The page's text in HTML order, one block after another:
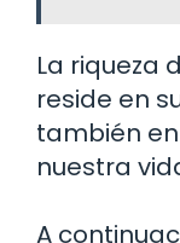
La riqueza
reside en
también
nuestra
A